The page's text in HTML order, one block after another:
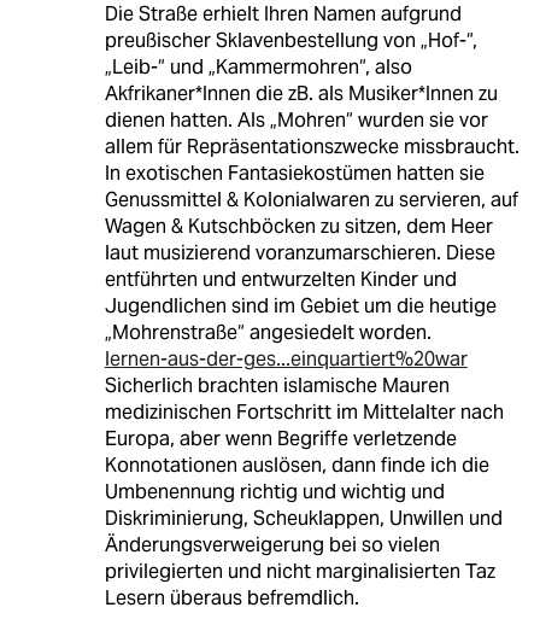
Die Straße erhielt Ihren Namen aufgrund
preußischer Sklavenbestellung von „Hof-“,
„Leib-“ und „Kammermohren“, also
Akfrikaner*Innen die zB. als Musiker*Innen zu
dienen hatten. Als „Mohren“ wurden sie vor
allem für Repräsentationszwecke missbraucht.
In exotischen Fantasiekostümen hatten sie
Genussmittel & Kolonialwaren zu servieren, auf
Wagen & Kutschböcken zu sitzen, dem Heer
laut musizierend voranzumarschieren. Diese
entführten und entwurzelten Kinder und
Jugendlichen sind im Gebiet um die heutige
„Mohrenstraße“ angesiedelt worden.
lernen-aus-der-ges...einquartiert%20war
Sicherlich brachten islamische Mauren
medizinischen Fortschritt im Mittelalter nach
Europa, aber wenn Begriffe verletzende
Konnotationen auslösen, dann finde ich die
Umbenennung richtig und wichtig und
Diskriminierung, Scheuklappen, Unwillen und
Änderungsverweigerung bei so vielen
privilegierten und nicht marginalisierten Taz
Lesern überaus befremdlich.